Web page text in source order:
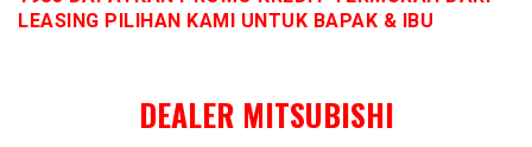
LEASING PILIHAN KAMI UNTUK BAPAK & IBU
DEALER MITSUBISHI